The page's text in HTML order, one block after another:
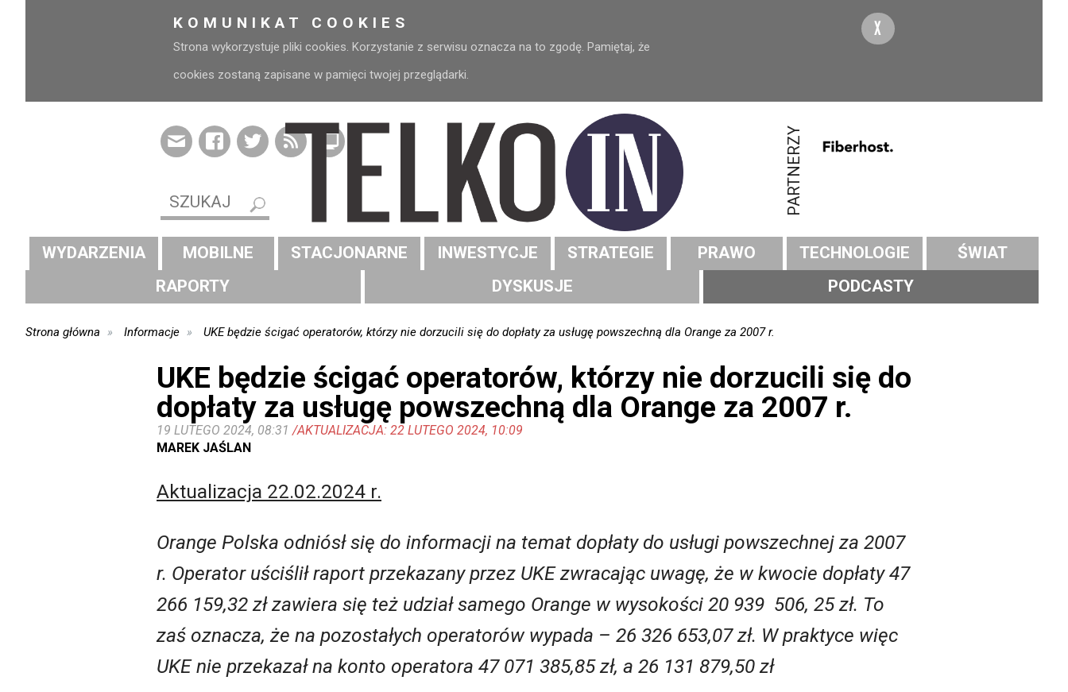
KOMUNIKAT COOKIES
Strona wykorzystuje pliki cookies. Korzystanie z serwisu oznacza na to zgodę. Pamiętaj, że
cookies zostaną zapisane w pamięci twojej przeglądarki.
X
PARTNERZY
WYDARZENIA MOBILNE STACJONARNE INWESTYCJE STRATEGIE PRAWO TECHNOLOGIE
ŚWIAT
RAPORTY
DYSKUSJE PODCASTY
Strona główna Informacje UKE będzie ścigać operatorów, którzy nie dorzucili się do dopłaty za usługę powszechną dla Orange za 2007 r.
UKE będzie ścigać operatorów, którzy nie dorzucili się do
dopłaty za usługę powszechną dla Orange za 2007 r.
19 LUTEGO 2024, 08:31 /AKTUALIZACJA: 22 LUTEGO 2024, 10:09
MAREK JAŚLAN
Aktualizacja 22.02.2024 r.
Orange Polska odniósł się do informacji na temat dopłaty do usługi powszechnej za 2007
r. Operator uściślił raport przekazany przez UKE zwracając uwagę, że w kwocie dopłaty 47
266 159,32 zł zawiera się też udział samego Orange w wysokości 20 939 506, 25 zł. To
zaś oznacza, że na pozostałych operatorów wypada – 26 326 653,07 zł. W praktyce więc
UKE nie przekazał na konto operatora 47 071 385,85 zł, a 26 131 879,50 zł